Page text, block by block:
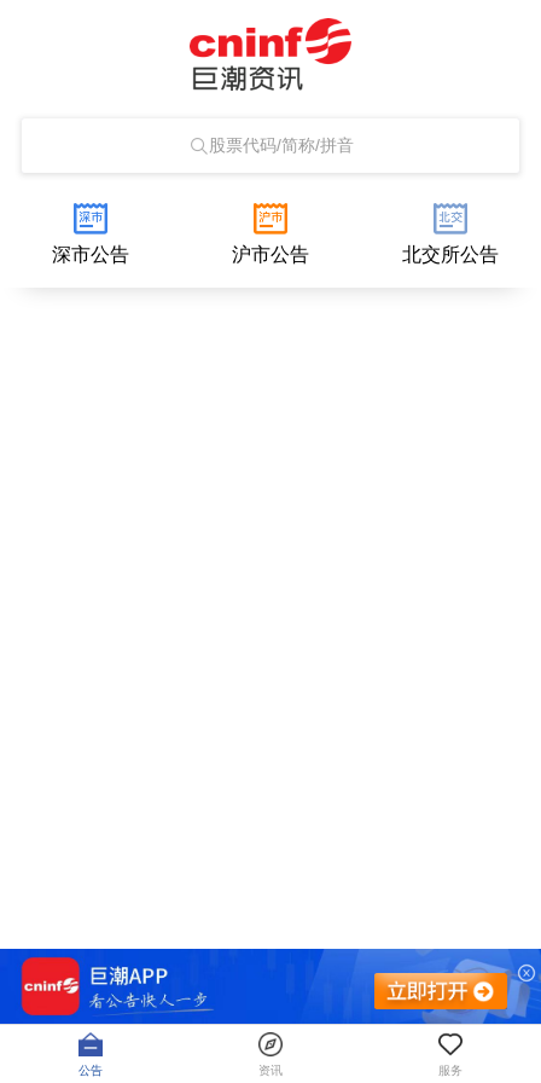
股票代码/简称/拼音
深市公告 沪市公告 北交所公告
公告 资讯 服务